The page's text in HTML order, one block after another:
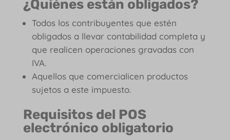
¿Quiénes están obligados?
Todos los contribuyentes que estén
obligados a llevar contabilidad completa y
que realicen operaciones gravadas con
IVA.
Aquellos que comercialicen productos
sujetos a este impuesto.
Requisitos del POS
electrónico obligatorio